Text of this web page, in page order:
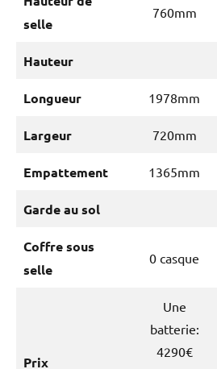
selle
760mm
Hauteur
Longueur 1978mm
Largeur 720mm
Empattement 1365mm
Garde au sol
Coffre sous
selle
0 casque
Prix
Une
batterie:
4290€